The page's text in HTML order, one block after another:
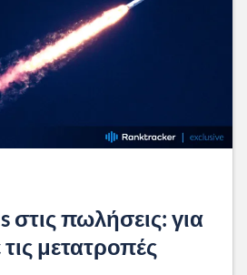
στις πωλήσεις: για
μετατροπές